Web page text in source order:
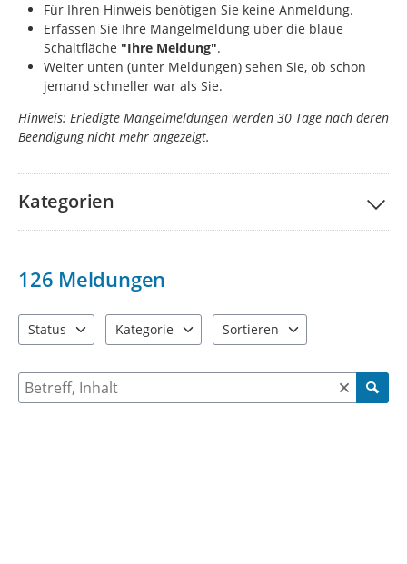
Für Ihren Hinweis benötigen Sie keine Anmeldung.
Erfassen Sie Ihre Mängelmeldung über die blaue
Schaltfläche "Ihre Meldung".
Weiter unten (unter Meldungen) sehen Sie, ob schon
jemand schneller war als Sie.
Hinweis: Erledigte Mängelmeldungen werden 30 Tage nach deren
Beendigung nicht mehr angezeigt.
Kategorien
126 Meldungen
Status
Kategorie
Sortieren
Suche nach Meldungen und Kommentaren